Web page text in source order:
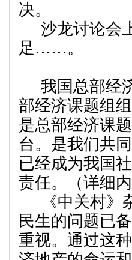
决。
沙龙讨论会
足 ……。
我国总部经
部经济课题组
是总部经济课
台。是我们共
已经成为我国
责任。（详细
《中关村
民生的问题已
重视。通过这